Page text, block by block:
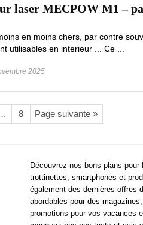
laser MECPOW M1 –
en moins chers, par contre
utilisables en interieur ... Ce ...
2025
8 Page suivante »
Découvrez nos bons plans
trottinettes ,smartphones et
également des dernières offres
abordables pour des magazines
promotions pour vosvacances